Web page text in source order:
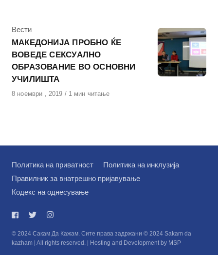
КАтегорија
Вести
МАКЕДОНИЈА ПРОБНО ЌЕ
ВОВЕДЕ СЕКСУАЛНО
ОБРАЗОВАНИЕ ВО ОСНОВНИ
УЧИЛИШТА
Објавено
8 ноември , 2019 1 мин читање
Политика на приватност
Политика на инклузија
Правилник за внатрешно пријавување
Кодекс на однесување
© 2024 Сакам Да Кажам. Сите права задржани © 2024 Sakam da
kazham | All rights reserved. | Hosting and Development by MSP